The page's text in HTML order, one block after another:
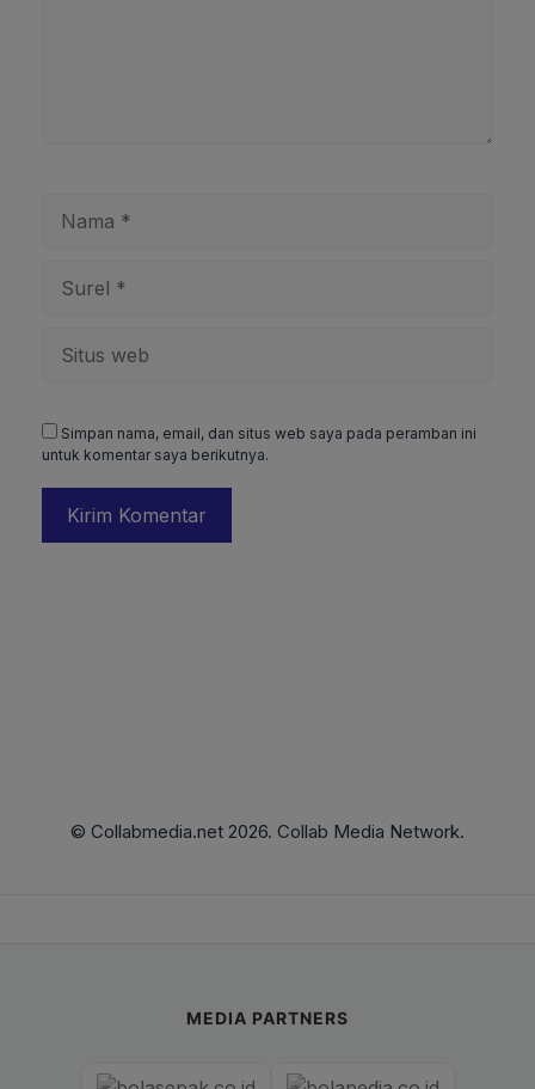
Simpan nama, email, dan situs web saya pada peramban ini
untuk komentar saya berikutnya.
© Collabmedia.net 2026. Collab Media Network.
MEDIA PARTNERS